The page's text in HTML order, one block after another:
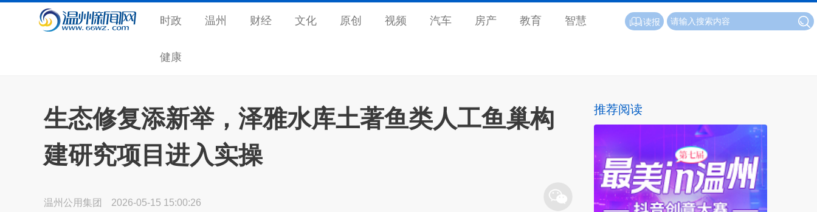
时政 温州 财经 文化 原创 视频 汽车 房产 教育 智慧
健康
读报
生态修复添新举，泽雅水库土著鱼类人工鱼巢构
建研究项目进入实操
温州公用集团 2026-05-15 15:00:26
推荐阅读